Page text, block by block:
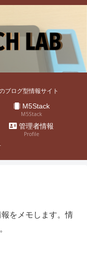
ブログ型情報サイト
M5Stack
M5Stack
管理者情報
Profile
をメモします。情